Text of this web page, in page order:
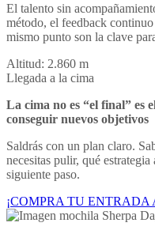
El talento sin
método, el feedback
mismo punto son la clave
Altitud: 2.860 m
Llegada a la cima
La cima no es “el final” es
conseguir nuevos objetivos
Saldrás con un plan claro.
necesitas pulir, qué
siguiente paso.
¡COMPRA TU ENTRADA